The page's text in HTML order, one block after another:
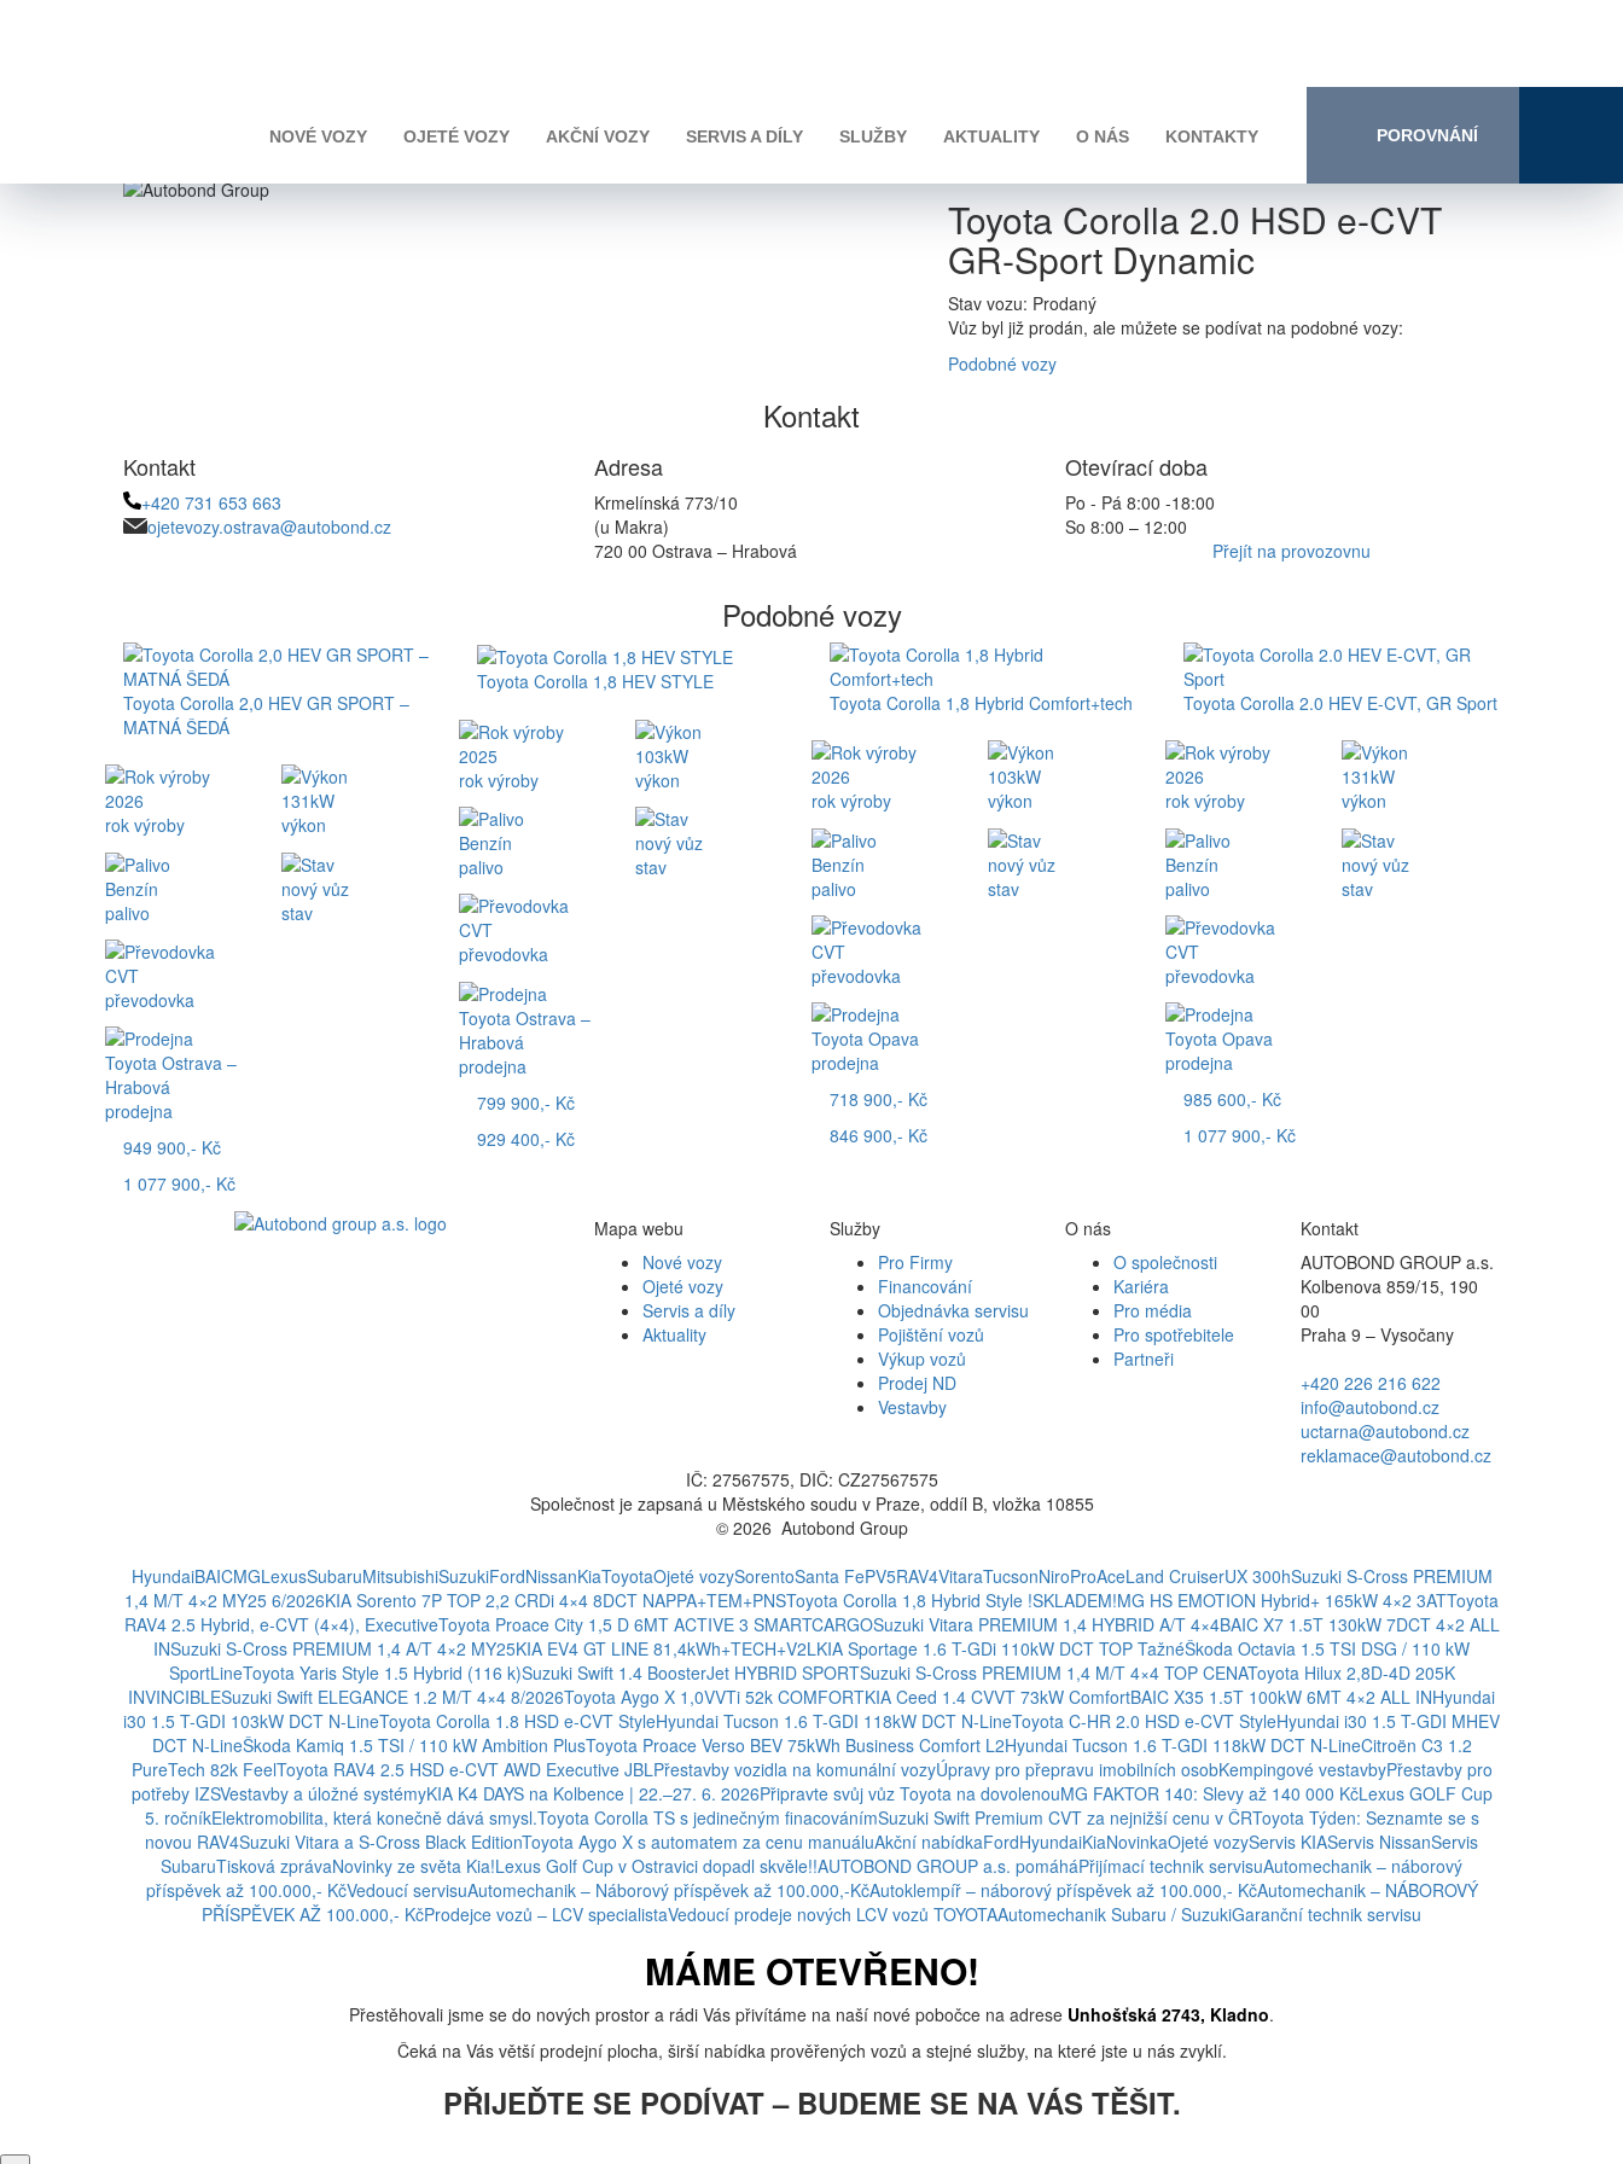
NOVÉ VOZY OJETÉ VOZY AKČNÍ VOZY SERVIS A DÍLY SLUŽBY AKTUALITY O NÁS KONTAKTY POROVNÁNÍ
Toyota Corolla 2.0 HSD e-CVT
GR-Sport Dynamic
Stav vozu: Prodaný
Vůz byl již prodán, ale můžete se podívat na podobné vozy:
Podobné vozy
Kontakt
Kontakt
+420 731 653 663
ojetevozy.ostrava@autobond.cz
Adresa
Krmelínská 773/10
(u Makra)
720 00 Ostrava – Hrabová
Otevírací doba
Po - Pá 8:00 -18:00
So 8:00 – 12:00
Přejít na provozovnu
Podobné vozy
Toyota Corolla 2,0 HEV GR SPORT –
MATNÁ ŠEDÁ
2026
rok výroby
Benzín
palivo
CVT
převodovka
Toyota Ostrava –
Hrabová
prodejna
131kW
výkon
nový vůz
stav
949 900,- Kč
1 077 900,- Kč
Toyota Corolla 1,8 HEV STYLE
2025
rok výroby
Benzín
palivo
CVT
převodovka
Toyota Ostrava –
Hrabová
prodejna
103kW
výkon
nový vůz
stav
799 900,- Kč
929 400,- Kč
Toyota Corolla 1,8 Hybrid Comfort+tech
2026
rok výroby
Benzín
palivo
CVT
převodovka
Toyota Opava
prodejna
103kW
výkon
nový vůz
stav
718 900,- Kč
846 900,- Kč
Toyota Corolla 2.0 HEV E-CVT, GR Sport
2026
rok výroby
Benzín
palivo
CVT
převodovka
Toyota Opava
prodejna
131kW
výkon
nový vůz
stav
985 600,- Kč
1 077 900,- Kč
Mapa webu
Nové vozy
Ojeté vozy
Servis a díly
Aktuality
Služby
Pro Firmy
Financování
Objednávka servisu
Pojištění vozů
Výkup vozů
Prodej ND
Vestavby
O nás
O společnosti
Kariéra
Pro média
Pro spotřebitele
Partneři
Kontakt
AUTOBOND GROUP a.s.
Kolbenova 859/15, 190
00
Praha 9 – Vysočany
+420 226 216 622
info@autobond.cz
uctarna@autobond.cz
reklamace@autobond.cz
IČ: 27567575, DIČ: CZ27567575
Společnost je zapsaná u Městského soudu v Praze, oddíl B, vložka 10855
© 2026 Autobond Group
HyundaiBAICMGLexusSubaruMitsubishiSuzukiFordNissanKiaToyotaOjeté vozySorentoSanta FePV5RAV4VitaraTucsonNiroProAceLand CruiserUX 300hSuzuki S-Cross PREMIUM
1,4 M/T 4×2 MY25 6/2026KIA Sorento 7P TOP 2,2 CRDi 4×4 8DCT NAPPA+TEM+PNSToyota Corolla 1,8 Hybrid Style !SKLADEM!MG HS EMOTION Hybrid+ 165kW 4×2 3ATToyota
RAV4 2.5 Hybrid, e-CVT (4×4), ExecutiveToyota Proace City 1,5 D 6MT ACTIVE 3 SMARTCARGOSuzuki Vitara PREMIUM 1,4 HYBRID A/T 4×4BAIC X7 1.5T 130kW 7DCT 4×2 ALL
INSuzuki S-Cross PREMIUM 1,4 A/T 4×2 MY25KIA EV4 GT LINE 81,4kWh+TECH+V2LKIA Sportage 1.6 T-GDi 110kW DCT TOP TažnéŠkoda Octavia 1.5 TSI DSG / 110 kW
SportLineToyota Yaris Style 1.5 Hybrid (116 k)Suzuki Swift 1.4 BoosterJet HYBRID SPORTSuzuki S-Cross PREMIUM 1,4 M/T 4×4 TOP CENAToyota Hilux 2,8D-4D 205K
INVINCIBLESuzuki Swift ELEGANCE 1.2 M/T 4×4 8/2026Toyota Aygo X 1,0VVTi 52k COMFORTKIA Ceed 1.4 CVVT 73kW ComfortBAIC X35 1.5T 100kW 6MT 4×2 ALL INHyundai
i30 1.5 T-GDI 103kW DCT N-LineToyota Corolla 1.8 HSD e-CVT StyleHyundai Tucson 1.6 T-GDI 118kW DCT N-LineToyota C-HR 2.0 HSD e-CVT StyleHyundai i30 1.5 T-GDI MHEV
DCT N-LineŠkoda Kamiq 1.5 TSI / 110 kW Ambition PlusToyota Proace Verso BEV 75kWh Business Comfort L2Hyundai Tucson 1.6 T-GDI 118kW DCT N-LineCitroën C3 1.2
PureTech 82k FeelToyota RAV4 2.5 HSD e-CVT AWD Executive JBLPřestavby vozidla na komunální vozyÚpravy pro přepravu imobilních osobKempingové vestavbyPřestavby pro
potřeby IZSVestavby a úložné systémyKIA K4 DAYS na Kolbence | 22.–27. 6. 2026Připravte svůj vůz Toyota na dovolenouMG FAKTOR 140: Slevy až 140 000 KčLexus GOLF Cup
5. ročníkElektromobilita, která konečně dává smysl.Toyota Corolla TS s jedinečným finacovánímSuzuki Swift Premium CVT za nejnižší cenu v ČRToyota Týden: Seznamte se s
novou RAV4Suzuki Vitara a S-Cross Black EditionToyota Aygo X s automatem za cenu manuáluAkční nabídkaFordHyundaiKiaNovinkaOjeté vozyServis KIAServis NissanServis
SubaruTisková zprávaNovinky ze světa Kia!Lexus Golf Cup v Ostravici dopadl skvěle!!AUTOBOND GROUP a.s. pomáháPřijímací technik servisuAutomechanik – náborový
příspěvek až 100.000,- KčVedoucí servisuAutomechanik – Náborový příspěvek až 100.000,-KčAutoklempíř – náborový příspěvek až 100.000,- KčAutomechanik – NÁBOROVÝ
PŘÍSPĚVEK AŽ 100.000,- KčProdejce vozů – LCV specialistaVedoucí prodeje nových LCV vozů TOYOTAAutomechanik Subaru / SuzukiGaranční technik servisu
MÁME OTEVŘENO!
Přestěhovali jsme se do nových prostor a rádi Vás přivítáme na naší nové pobočce na adrese Unhošťská 2743, Kladno.
Čeká na Vás větší prodejní plocha, širší nabídka prověřených vozů a stejné služby, na které jste u nás zvyklí.
PŘIJEĎTE SE PODÍVAT – BUDEME SE NA VÁS TĚŠIT.